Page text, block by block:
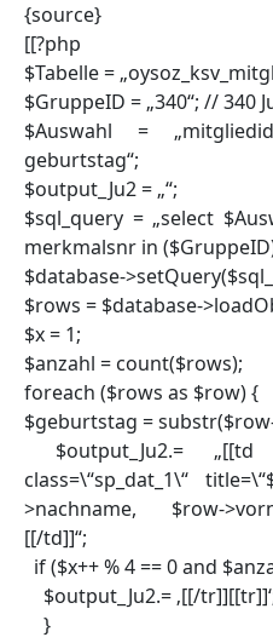
{source}
[[?php
$Tabelle =
$GruppeID = „340“; // 340
$Auswahl =
geburtstag“;
$output_Ju2 = „“;
$sql_query = „select
merkmalsnr in
$database-
$rows = $database-
$x = 1;
$anzahl = count($rows);
foreach ($rows as $row) {
$geburtstag =
$output_Ju2.= „[[td
class=\“sp_dat_1\“
>nachname, $row-
[[/td]]“;
if ($x++ % 4 == 0 and
$output_Ju2.= ‚[[/
}